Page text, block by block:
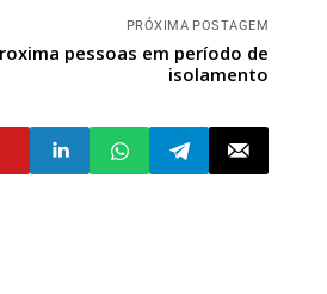
PRÓXIMA POSTAGEM
pessoas em período de
isolamento